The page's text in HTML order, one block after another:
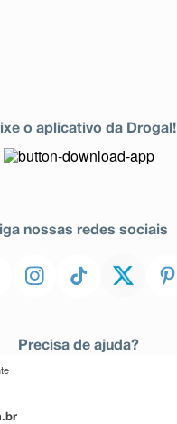
o aplicativo da Drogal!
nossas redes sociais
Precisa de ajuda?